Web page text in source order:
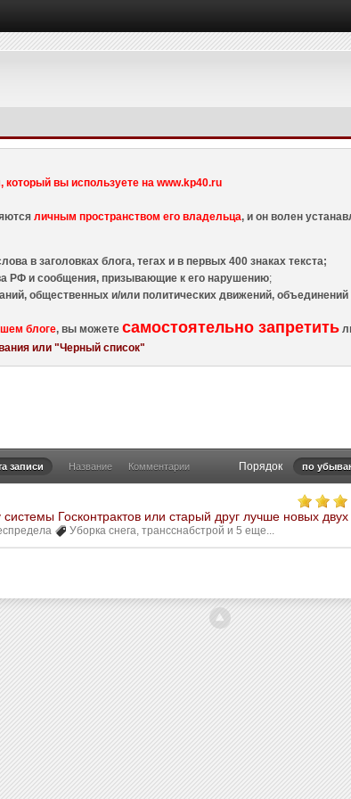
вы используете на www.kp40.ru
личным пространством его владельца, и он волен
в заголовках блога, тегах и в первых 400 знаках текста;
РФ и сообщения, призывающие к его нарушению;
общественных и/или политических движений,
блоге, вы можетесамостоятельно запретить
или "Черный список"
записи Название Комментарии Порядок по
Госконтрактов или старый друг лучше новых двух
Уборка снега ,трансснабстрой и 5 еще...